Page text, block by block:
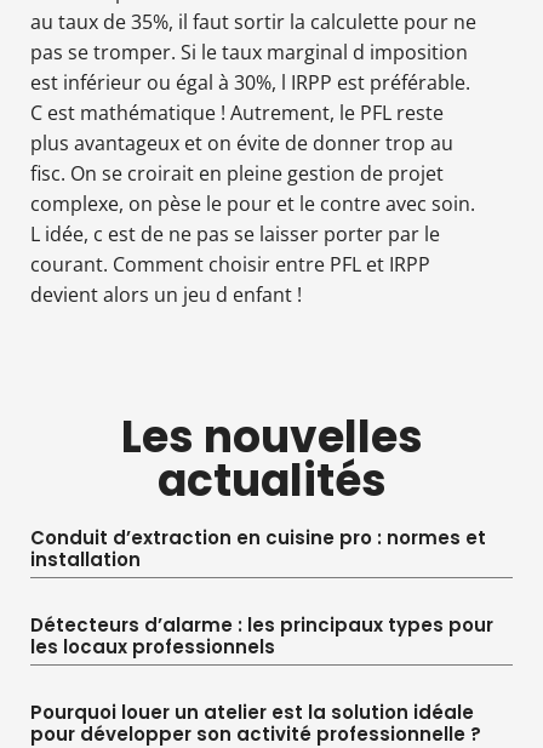
au taux de 35%, il faut sortir la calculette pour ne
pas se tromper. Si le taux marginal d imposition
est inférieur ou égal à 30%, l IRPP est préférable.
C est mathématique ! Autrement, le PFL reste
plus avantageux et on évite de donner trop au
fisc. On se croirait en pleine gestion de projet
complexe, on pèse le pour et le contre avec soin.
L idée, c est de ne pas se laisser porter par le
courant. Comment choisir entre PFL et IRPP
devient alors un jeu d enfant !
Les nouvelles
actualités
Conduit d’extraction en cuisine pro : normes et
installation
Détecteurs d’alarme : les principaux types pour
les locaux professionnels
Pourquoi louer un atelier est la solution idéale
pour développer son activité professionnelle ?